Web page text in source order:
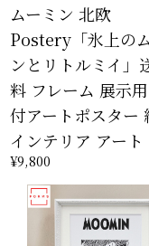
ムーミン 北欧
Postery「氷上の
ンとリトルミイ」
料 フレーム 展示
付アートポスター
インテリア アート
¥9,800